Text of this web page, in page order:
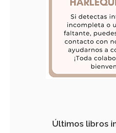
Últimos libros